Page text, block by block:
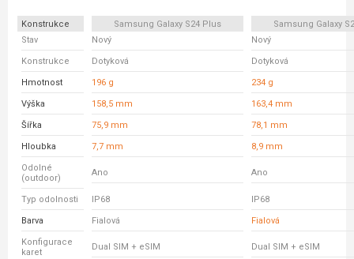
Konstrukce Samsung Galaxy S24 Plus
Samsung Galaxy
Stav
Nový Nový
Konstrukce Dotyková Dotyková
Hmotnost 196 g 234 g
Výška 158,5 mm 163,4 mm
Šířka 75,9 mm 78,1 mm
Hloubka 7,7 mm 8,9 mm
Odolné
(outdoor)
Ano Ano
Typ odolnosti IP68 IP68
Barva Fialová Fialová
Konfigurace
karet
Dual SIM + eSIM Dual SIM + eSIM